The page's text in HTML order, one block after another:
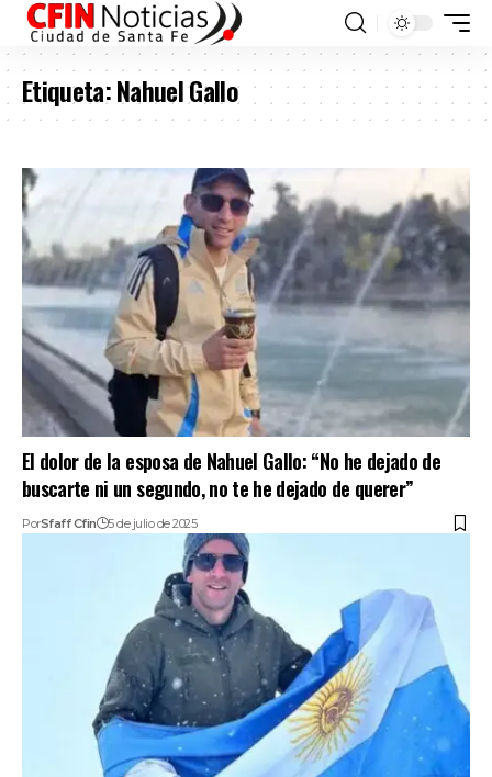
Etiqueta:Nahuel Gallo
El dolor de la esposa de Nahuel Gallo: “No he dejado de
buscarte ni un segundo, no te he dejado de querer”
PorSfaff Cfin 5 de julio de 2025